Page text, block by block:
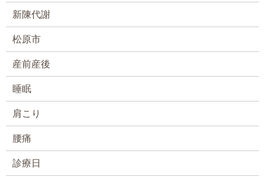
新陳代謝
松原市
産前産後
睡眠
肩こり
腰痛
診療日